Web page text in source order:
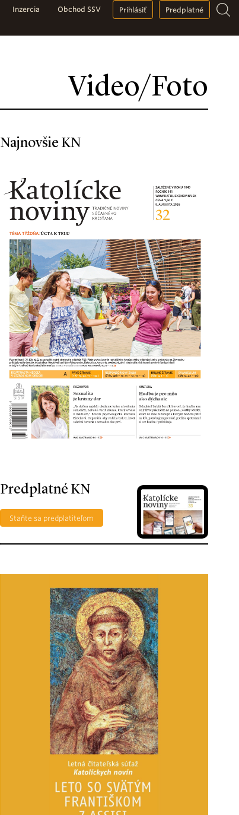
Video/Foto
Inzercia Obchod SSV Prihlásiť Predplatné
Najnovšie KN
Predplatné KN
Staňte sa predplatiteľom